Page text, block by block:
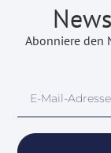
Abonniere den